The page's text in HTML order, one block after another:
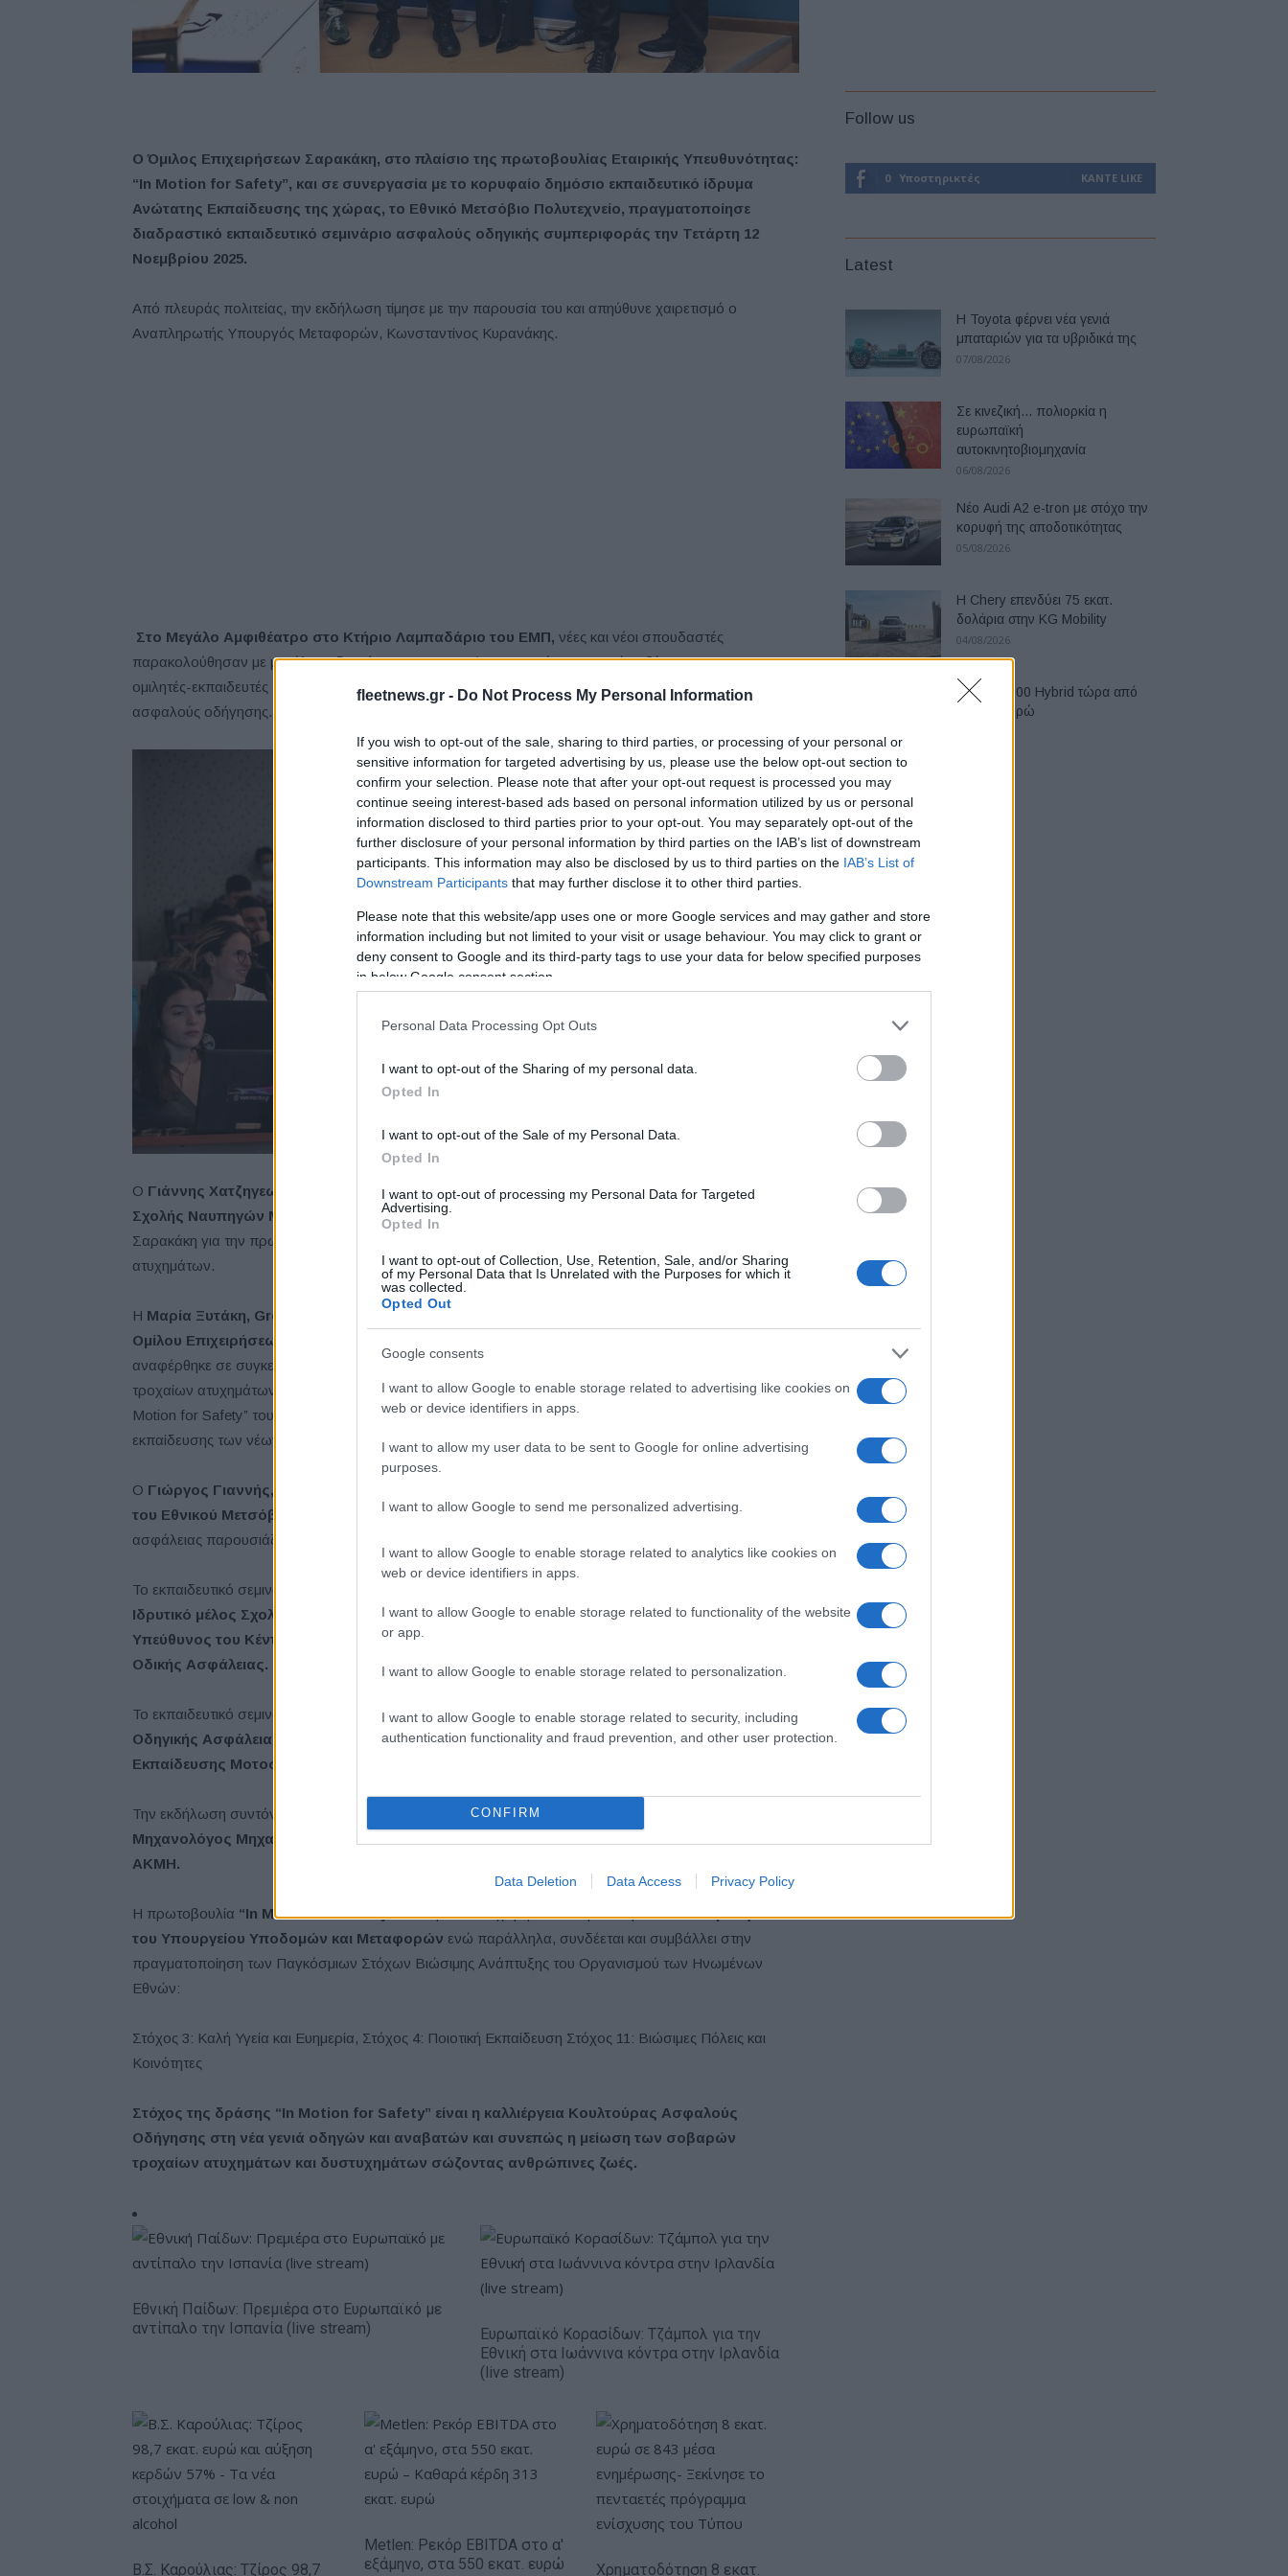
fleetnews.gr - Do Not Process My Personal Information
If you wish to opt-out of the sale, sharing to third parties, or processing of your personal or
sensitive information for targeted advertising by us, please use the below opt-out section to
confirm your selection. Please note that after your opt-out request is processed you may
continue seeing interest-based ads based on personal information utilized by us or personal
information disclosed to third parties prior to your opt-out. You may separately opt-out of the
further disclosure of your personal information by third parties on the IAB’s list of downstream
participants. This information may also be disclosed by us to third parties on the IAB’s List of
Downstream Participants that may further disclose it to other third parties.
Please note that this website/app uses one or more Google services and may gather and store
information including but not limited to your visit or usage behaviour. You may click to grant or
deny consent to Google and its third-party tags to use your data for below specified purposes
in below Google consent section.
Personal Data Processing Opt Outs
I want to opt-out of the Sharing of my personal data.
Opted In
I want to opt-out of the Sale of my Personal Data.
Opted In
I want to opt-out of processing my Personal Data for Targeted
Advertising.
Opted In
I want to opt-out of Collection, Use, Retention, Sale, and/or Sharing
of my Personal Data that Is Unrelated with the Purposes for which it
was collected.
Opted Out
Google consents
I want to allow Google to enable storage related to advertising like cookies on
web or device identifiers in apps.
I want to allow my user data to be sent to Google for online advertising
purposes.
I want to allow Google to send me personalized advertising.
I want to allow Google to enable storage related to analytics like cookies on
web or device identifiers in apps.
I want to allow Google to enable storage related to functionality of the website
or app.
I want to allow Google to enable storage related to personalization.
I want to allow Google to enable storage related to security, including
authentication functionality and fraud prevention, and other user protection.
CONFIRM
Data Deletion Data Access Privacy Policy
Ο Όμιλος Επιχειρήσεων Σαρακάκη, στο πλαίσιο της πρωτοβουλίας Εταιρικής Υπευθυνότητας:
“In Motion for Safety”, και σε συνεργασία με το κορυφαίο δημόσιο εκπαιδευτικό ίδρυμα
Ανώτατης Εκπαίδευσης της χώρας, το Εθνικό Μετσόβιο Πολυτεχνείο, πραγματοποίησε
διαδραστικό εκπαιδευτικό σεμινάριο ασφαλούς οδηγικής συμπεριφοράς την Τετάρτη 12
Νοεμβρίου 2025.
Από πλευράς πολιτείας, την εκδήλωση τίμησε με την παρουσία του και απηύθυνε χαιρετισμό ο
Αναπληρωτής Υπουργός Μεταφορών, Κωνσταντίνος Κυρανάκης.
Στο Μεγάλο Αμφιθέατρο στο Κτήριο Λαμπαδάριο του ΕΜΠ, νέες και νέοι σπουδαστές
παρακολούθησαν με μεγάλο ενδιαφέρον και συμμετείχαν ενεργά σε ανοιχτή συζήτηση με τους
ομιλητές-εκπαιδευτές που ανέλαβαν την παράδοση των διαδραστικών εκπαιδευτικών σεμιναρίων
ασφαλούς οδήγησης.
Ο Γιάννης Χατζηγεωργίου, Πρύτανης Εθνικού Μετσόβιου Πολυτεχνείου και Καθηγητής της
Σχολής Ναυπηγών Μηχανολόγων Μηχανικών (ΣΝΜΜ) ΕΜΠ
Σαρακάκη για την πρωτοβουλία και τόνισε τη σημασία της ατομικής ευθύνης στη μείωση των τροχαίων
ατυχημάτων.
Η Μαρία Ξυτάκη, Group Corporate Affairs, Communications and ESG Senior Manager του
Ομίλου Επιχειρήσεων Σαρακάκη,
αναφέρθηκε σε συγκεκριμένα στατιστικά στοιχεία του 2024-2025 όσον αφορά την αύξηση των
τροχαίων ατυχημάτων και των νεκρών στη χώρα μας και τόνισε πως στόχος της πρωτοβουλίας “In
Motion for Safety” του Ομίλου Επιχειρήσεων Σαρακάκη είναι, μέσω της ευαισθητοποίησης και της
εκπαίδευσης των νέων, να σωθούν ανθρώπινες ζωές.
Ο Γιώργος Γιαννής, Καθηγητής και Διευθυντής του Εργαστηρίου Κυκλοφοριακής Τεχνικής
του Εθνικού Μετσόβιου Πολυτεχνείουαναφέρθηκε στις σύγχρονες προκλήσεις της οδικής
ασφάλειας παρουσιάζοντας χρήσιμα στοιχεία και αιτίες οδικών ατυχημάτων.
Το εκπαιδευτικό σεμινάριο οδηγών αυτοκινήτων ανέλαβε ο
Ιδρυτικό μέλος Σχολής Οδικής Συμπεριφοράς «Ιαβέρης», Αντιπεριφερειάρχης Αττικής,
Υπεύθυνος του Κέντρου Διαχείρισης Κυκλοφορίας και Μελετών και Εντεταλμένος στα θέματα
Οδικής Ασφάλειας.
Το εκπαιδευτικό σεμινάριο οδηγών μοτοσυκλετών ανέλαβε οΣπύρος Κούτρας – Εκπαιδευτής
Οδηγικής Ασφάλειας Μοτοσυκλετιστών California Superbike School, Ιδρυτής Σχολής
Εκπαίδευσης Μοτοσυκλέτας City Art.
Την εκδήλωση συντόνισε ο
Τάκης Πουρναράκης, Δημοσιογράφος – Ανταποκριτής Formula 1,
Μηχανολόγος Μηχανικός ΕΜΠ και Καθηγητής Αθλητικής Δημοσιογραφίας, Ανώτερη Σχολή
ΑΚΜΗ.
H πρωτοβουλία “In Motion for Safety”του Ομίλου Επιχειρήσεων Σαρακάκη τελείυπό την αιγίδα
του Υπουργείου Υποδομών και Μεταφορών ενώ παράλληλα, συνδέεται και συμβάλλει στην
πραγματοποίηση των Παγκόσμιων Στόχων Βιώσιμης Ανάπτυξης του Οργανισμού των Ηνωμένων
Εθνών:
Στόχος 3: Καλή Υγεία και Ευημερία, Στόχος 4: Ποιοτική Εκπαίδευση Στόχος 11: Βιώσιμες Πόλεις και
Κοινότητες
Στόχος της δράσης “In Motion for Safety” είναι η καλλιέργεια Κουλτούρας Ασφαλούς
Οδήγησης στη νέα γενιά οδηγών και αναβατών και συνεπώς η μείωση των σοβαρών
τροχαίων ατυχημάτων και δυστυχημάτων σώζοντας ανθρώπινες ζωές.
Εθνική Παίδων: Πρεμιέρα στο Ευρωπαϊκό με
αντίπαλο την Ισπανία (live stream)
Ευρωπαϊκό Κορασίδων: Τζάμπολ για την
Εθνική στα Ιωάννινα κόντρα στην Ιρλανδία
(live stream)
Β.Σ. Καρούλιας: Τζίρος 98,7
Metlen: Ρεκόρ EBITDA στο α'
εξάμηνο, στα 550 εκατ. ευρώ
Χρηματοδότηση 8 εκατ.
Follow us
0 Υποστηρικτές ΚΆΝΤΕ LIKE
Latest
Η Toyota φέρνει νέα γενιά
μπαταριών για τα υβριδικά της
07/08/2026
Σε κινεζική… πολιορκία η
ευρωπαϊκή
αυτοκινητοβιομηχανία
06/08/2026
Νέο Audi A2 e-tron με στόχο την
κορυφή της αποδοτικότητας
05/08/2026
Η Chery επενδύει 75 εκατ.
δολάρια στην KG Mobility
04/08/2026
Το FIAT 500 Hybrid τώρα από
18.990 ευρώ